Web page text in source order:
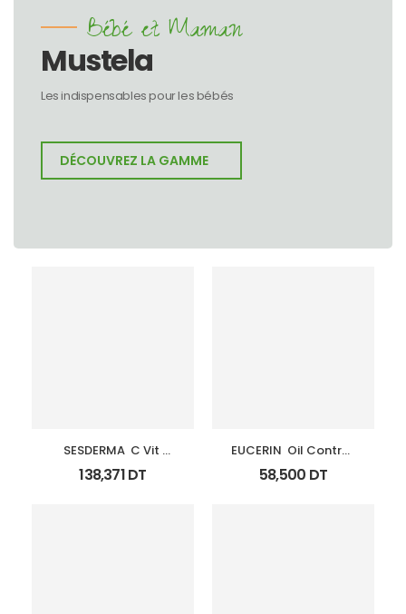
Bébé et Maman
Mustela
Les indispensables pour les bébés
DÉCOUVREZ LA GAMME
SESDERMA  C Vit
Liposomal Serum
Flacon 30Ml
138,371DT
EUCERIN  Oil Control
Gel Creme Touch
Sec 50Ml Spf50+
58,500 DT